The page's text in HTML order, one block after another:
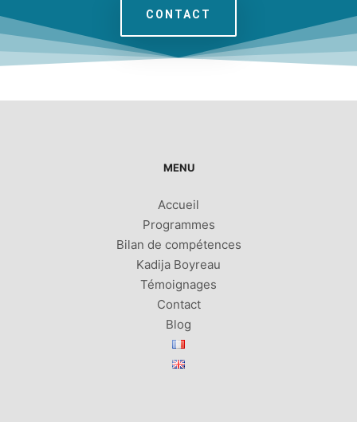
CONTACT
MENU
Accueil
Programmes
Bilan de compétences
Kadija Boyreau
Témoignages
Contact
Blog